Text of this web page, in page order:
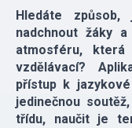
Hledáte
nadchnout žáky
atmosféru,
vzdělávací?
přístup k
jedinečnou
třídu, naučit je